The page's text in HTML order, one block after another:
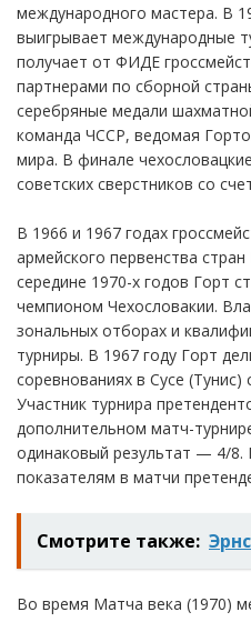
международного мастера. В
выигрывает международные
получает от ФИДЕ
партнерами по сборной
серебряные медали
команда ЧССР, ведомая
мира. В финале
советских сверстников со
В 1966 и 1967 годах
армейского первенства
середине 1970-х годов Горт
чемпионом Чехословакии.
зональных отборах и
турниры. В 1967 году Горт
соревнованиях в Сусе (Тунис)
Участник турнира
дополнительном матч-
одинаковый результат — 4/
показателям в матчи
Смотрите также:
Во время Матча века (1970)